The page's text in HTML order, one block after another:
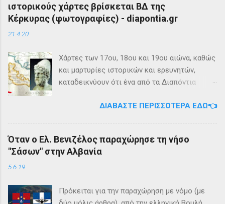
ιστορικούς χάρτες βρίσκεται ΒΔ της
Κέρκυρας (φωτογραφίες) - diapontia.gr
21.4.20
Χάρτες των 17ου, 18ου και 19ου αιώνα, καθώς
και μαρτυρίες ιστορικών και ερευνητών,
καταδεικνύουν ότι ένα από τα Διαπόντια
γνωστό με την ονομασία Ωγυγία ή «Νησί της
τη τοπική μυθιστορία των Διαποντίων Νήσων
που αναφέρει ότι κατά την αρχαιότητα οι
μεγάλη σπηλιά. Σπηλιά Καλυψώς - Οθωνοί Η
ΔΙΑΒΆΣΤΕ ΠΕΡΙΣΣΌΤΕΡΑ ΕΔΏ👈
Όταν ο Ελ. Βενιζέλος παραχώρησε τη νήσο
"Σάσων" στην Αλβανία
5.6.19
Πρόκειται για την παραχώρηση με νόμο (με